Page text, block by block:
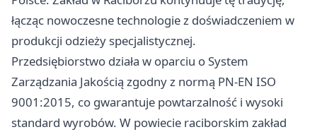
łącząc nowoczesne technologie z doświadczeniem w
produkcji odzieży specjalistycznej.
Przedsiębiorstwo działa w oparciu o System
Zarządzania Jakością zgodny z normą PN-EN ISO
9001:2015, co gwarantuje powtarzalność i wysoki
standard wyrobów. W powiecie raciborskim zakład